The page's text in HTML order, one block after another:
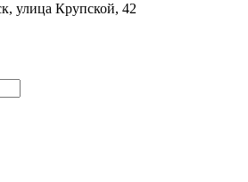
улица Крупской, 42